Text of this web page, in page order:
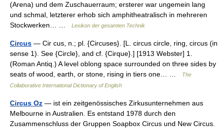
(Arena) und dem Zuschauerraum; ersterer war ungemein lang
und schmal, letzterer erhob sich amphitheatralisch in mehreren
Stockwerken… …
Lexikon der gesamten Technik
Circus — Cir cus, n.; pl. {Circuses}. [L. circus circle, ring, circus (in
sense 1). See {Circle}, and cf. {Cirque}.] [1913 Webster] 1.
(Roman Antiq.) A level oblong space surrounded on three sides by
seats of wood, earth, or stone, rising in tiers one… …
The
Collaborative International Dictionary of English
Circus Oz — ist ein zeitgenössisches Zirkusunternehmen aus
Melbourne in Australien. Es entstand 1978 durch den
Zusammenschluss der Gruppen Soapbox Circus und New Circus.